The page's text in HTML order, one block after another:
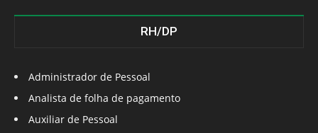
RH/DP
Administrador de Pessoal
Analista de folha de pagamento
Auxiliar de Pessoal